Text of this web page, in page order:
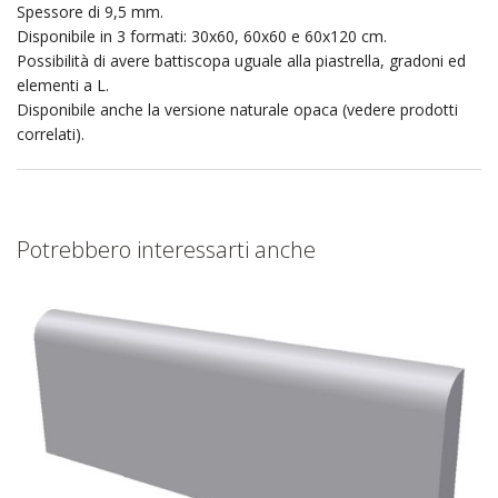
Spessore di 9,5 mm.
Disponibile in 3 formati: 30x60, 60x60 e 60x120 cm.
Possibilità di avere battiscopa uguale alla piastrella, gradoni ed
elementi a L.
Disponibile anche la versione naturale opaca (vedere prodotti
correlati).
Potrebbero interessarti anche